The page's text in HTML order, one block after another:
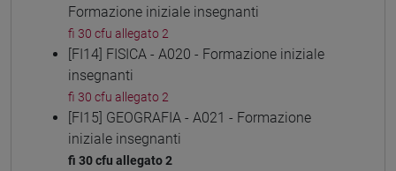
Formazione iniziale insegnanti
fi 30 cfu allegato 2
[FI14] FISICA - A020 - Formazione iniziale
insegnanti
fi 30 cfu allegato 2
[FI15] GEOGRAFIA - A021 - Formazione
iniziale insegnanti
fi 30 cfu allegato 2